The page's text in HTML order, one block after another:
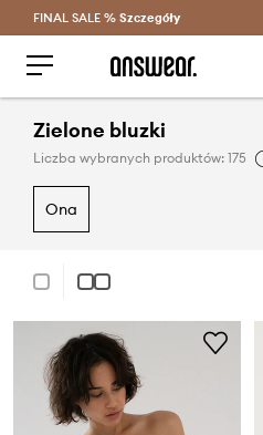
Oszczędzaj z
FINAL SALE % Szczegóły
Zielone bluzki
Liczba wybranych produktów: 175
ona